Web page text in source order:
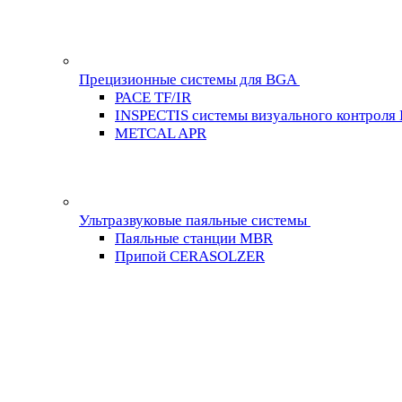
Прецизионные системы для BGA
PACE TF/IR
INSPECTIS системы визуального контроля
METCAL APR
Ультразвуковые паяльные системы
Паяльные станции MBR
Припой CERASOLZER